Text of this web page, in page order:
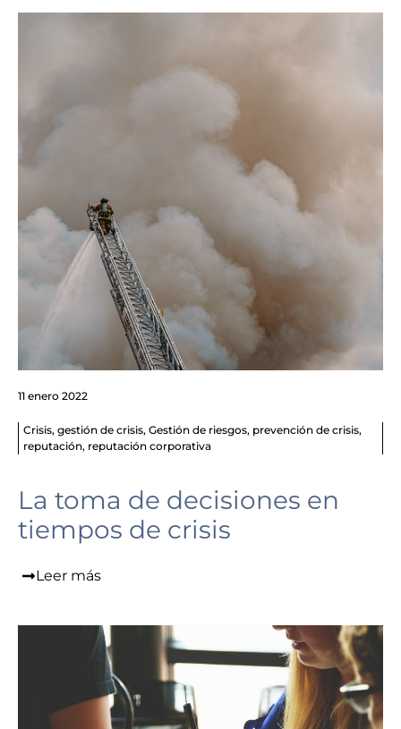
11 enero 2022
Crisis, gestión de crisis, Gestión de riesgos, prevención de crisis,
reputación, reputación corporativa
La toma de decisiones en
tiempos de crisis
Leer más